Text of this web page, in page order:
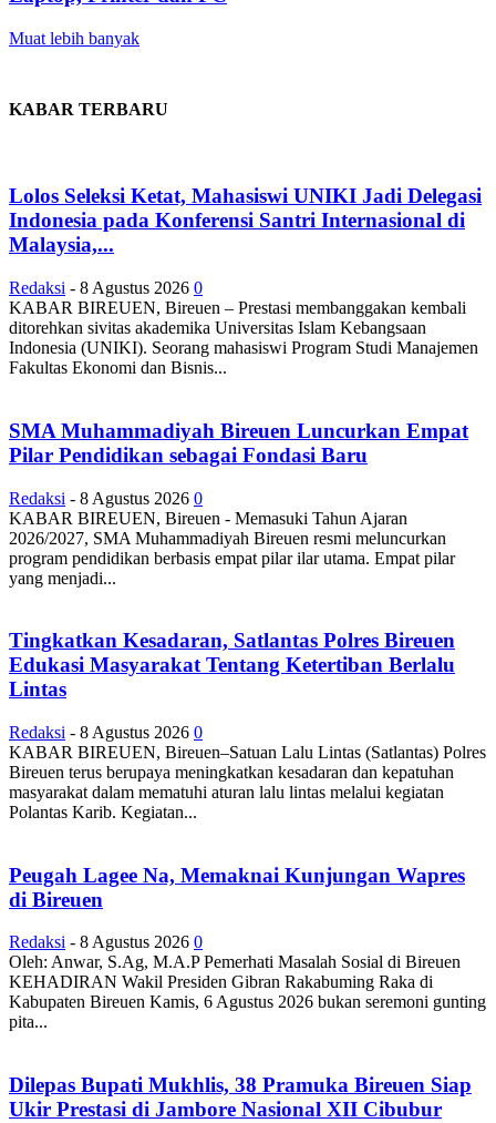
Muat lebih banyak
KABAR TERBARU
Lolos Seleksi Ketat, Mahasiswi UNIKI Jadi Delegasi
Indonesia pada Konferensi Santri Internasional di
Malaysia,...
Redaksi - 8 Agustus 2026 0
KABAR BIREUEN, Bireuen – Prestasi membanggakan kembali
ditorehkan sivitas akademika Universitas Islam Kebangsaan
Indonesia (UNIKI). Seorang mahasiswi Program Studi Manajemen
Fakultas Ekonomi dan Bisnis...
SMA Muhammadiyah Bireuen Luncurkan Empat
Pilar Pendidikan sebagai Fondasi Baru
Redaksi - 8 Agustus 2026 0
KABAR BIREUEN, Bireuen - Memasuki Tahun Ajaran
2026/2027, SMA Muhammadiyah Bireuen resmi meluncurkan
program pendidikan berbasis empat pilar ilar utama. Empat pilar
yang menjadi...
Tingkatkan Kesadaran, Satlantas Polres Bireuen
Edukasi Masyarakat Tentang Ketertiban Berlalu
Lintas
Redaksi - 8 Agustus 2026 0
KABAR BIREUEN, Bireuen–Satuan Lalu Lintas (Satlantas) Polres
Bireuen terus berupaya meningkatkan kesadaran dan kepatuhan
masyarakat dalam mematuhi aturan lalu lintas melalui kegiatan
Polantas Karib. Kegiatan...
Peugah Lagee Na, Memaknai Kunjungan Wapres
di Bireuen
Redaksi - 8 Agustus 2026 0
Oleh: Anwar, S.Ag, M.A.P Pemerhati Masalah Sosial di Bireuen
KEHADIRAN Wakil Presiden Gibran Rakabuming Raka di
Kabupaten Bireuen Kamis, 6 Agustus 2026 bukan seremoni gunting
pita...
Dilepas Bupati Mukhlis, 38 Pramuka Bireuen Siap
Ukir Prestasi di Jambore Nasional XII Cibubur